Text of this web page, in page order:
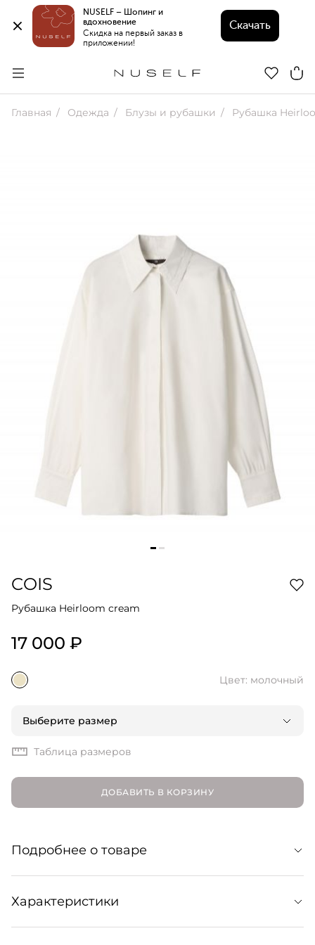
NUSELF – Шопинг и
вдохновение
Скидка на первый заказ в
приложении!
Скачать
Главная Одежда Блузы и рубашки Рубашка
COIS
Рубашка Heirloom cream
17 000 ₽
Цвет: молочный
Выберите размер
Таблица размеров
ДОБАВИТЬ В КОРЗИНУ
Подробнее о товаре
Характеристики